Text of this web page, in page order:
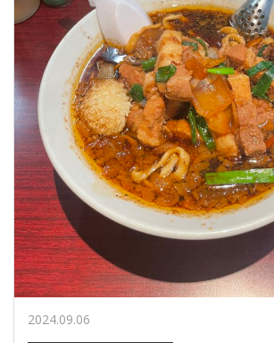
2024.09.06